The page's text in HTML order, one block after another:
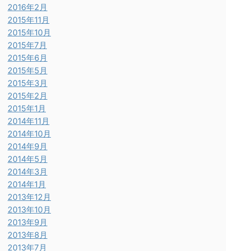
2016年2月
2015年11月
2015年10月
2015年7月
2015年6月
2015年5月
2015年3月
2015年2月
2015年1月
2014年11月
2014年10月
2014年9月
2014年5月
2014年3月
2014年1月
2013年12月
2013年10月
2013年9月
2013年8月
2013年7月